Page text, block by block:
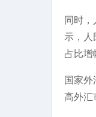
同时
示，人
占比增
国家外
高外汇